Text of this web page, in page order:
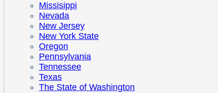
Missisippi
Nevada
New Jersey
New York State
Oregon
Pennsylvania
Tennessee
Texas
The State of Washington